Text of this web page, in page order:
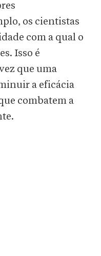
os cientistas
com a qual o
Isso é
que uma
a eficácia
combatem a